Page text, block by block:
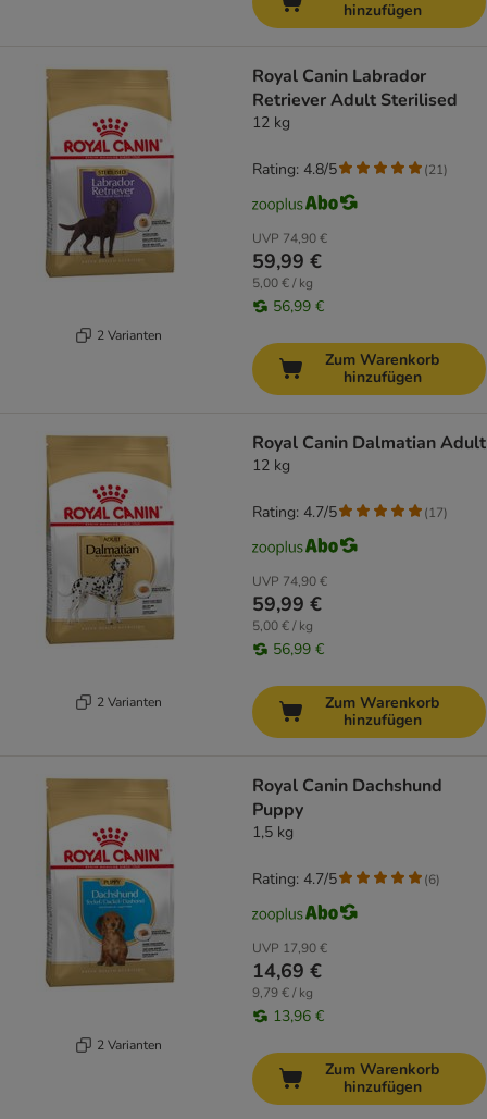
hinzufügen
2 Varianten
Royal Canin Labrador
Retriever Adult Sterilised
12 kg
UVP 74,90 €
59,99 €
5,00 € / kg
56,99 €
Rating: 4.8/5 (21)
Zum Warenkorb
hinzufügen
2 Varianten
Royal Canin Dalmatian Adult
12 kg
UVP 74,90 €
59,99 €
5,00 € / kg
56,99 €
Rating: 4.7/5 (17)
Zum Warenkorb
hinzufügen
2 Varianten
Royal Canin Dachshund
Puppy
1,5 kg
UVP 17,90 €
14,69 €
9,79 € / kg
13,96 €
Rating: 4.7/5 (6)
Zum Warenkorb
hinzufügen